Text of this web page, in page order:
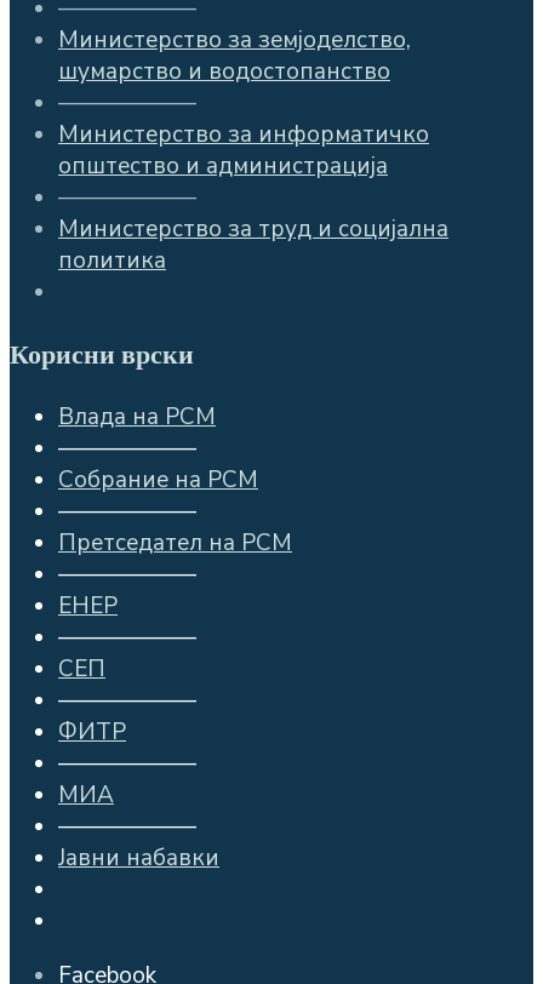
——————
Министерство за земјоделство,
шумарство и водостопанство
——————
Министерство за информатичко
општество и администрација
——————
Министерство за труд и социјална
политика
Корисни врски
Влада на РСМ
——————
Собрание на РСМ
——————
Претседател на РСМ
——————
ЕНЕР
——————
СЕП
——————
ФИТР
——————
МИА
——————
Јавни набавки
Facebook